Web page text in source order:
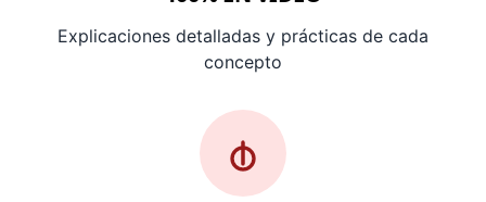
Explicaciones detalladas y prácticas de cada
concepto